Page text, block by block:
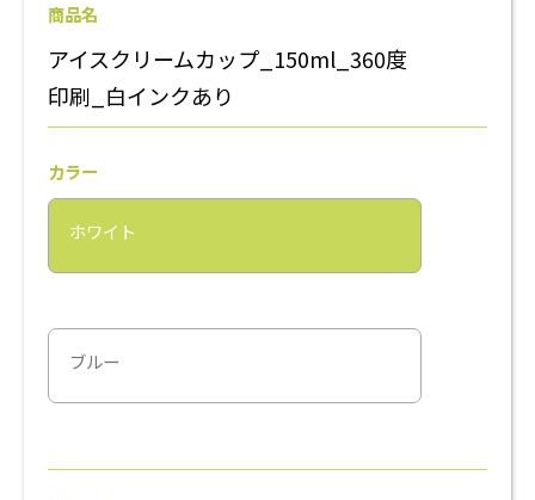
商品名
アイスクリームカップ_150ml_360度
印刷_白インクあり
カラー
ホワイト
ブルー